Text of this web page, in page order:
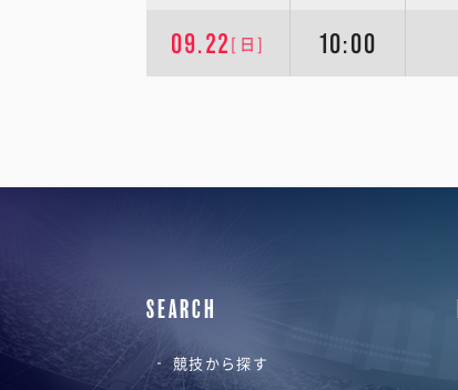
09.22 [日] 10:00
SEARCH
競技から探す